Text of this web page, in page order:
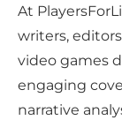
At
writers,
video games
engaging
narrative